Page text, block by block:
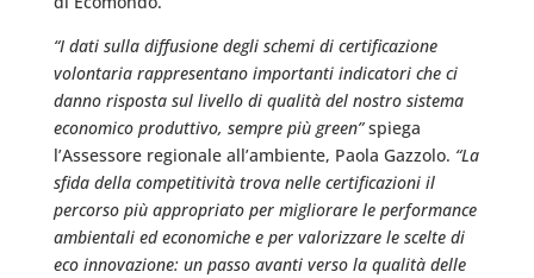
“I dati sulla diffusione degli schemi di certificazione
volontaria rappresentano importanti indicatori che ci
danno risposta sul livello di qualità del nostro sistema
economico produttivo, sempre più green”spiega
l’Assessore regionale all’ambiente, Paola Gazzolo. “La
sfida della competitività trova nelle certificazioni il
percorso più appropriato per migliorare le performance
ambientali ed economiche e per valorizzare le scelte di
eco innovazione: un passo avanti verso la qualità delle